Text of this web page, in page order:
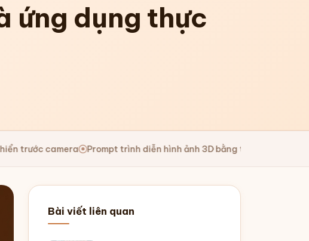
ứng dụng thực
Prompt trình diễn hình ảnh 3D bằng tay trước camera
Bài viết liên quan